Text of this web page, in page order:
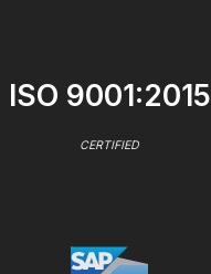
ISO 9001:2015
CERTIFIED